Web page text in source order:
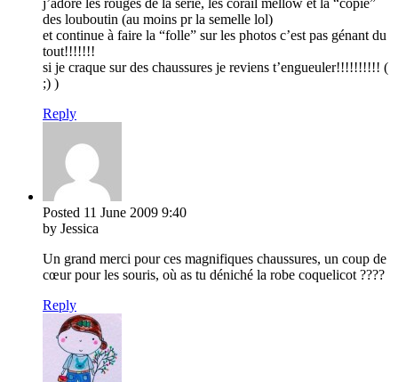
des louboutin (au moins pr la semelle lol)
et continue à faire la “folle” sur les photos c’est pas génant du
tout!!!!!!!
si je craque sur des chaussures je reviens t’engueuler!!!!!!!!!! (
;) )
Reply
Posted 11 June 2009 9:40
by Jessica
Un grand merci pour ces magnifiques chaussures, un coup de
cœur pour les souris, où as tu déniché la robe coquelicot ????
Reply